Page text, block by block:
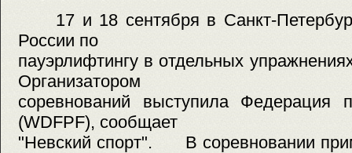
17 и 18 сентября в Санкт-
России по
пауэрлифтингу в отдельных
Организатором
соревнований выступила Федерация
(WDFPF), сообщает
"Невский спорт". В соревновании